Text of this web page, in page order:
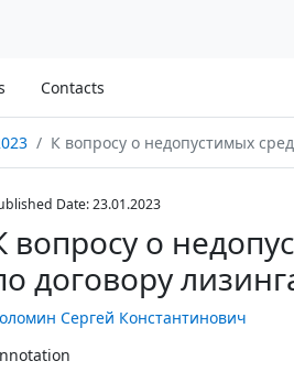
Contacts
К вопросу о недопустимых средствах защиты прав по
Date: 23.01.2023
вопросу о
договору
Сергей Константинович